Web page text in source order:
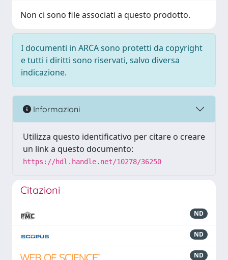
Non ci sono file associati a questo prodotto.
I documenti in ARCA sono protetti da copyright
e tutti i diritti sono riservati, salvo diversa
indicazione.
Informazioni
Utilizza questo identificativo per citare o creare
un link a questo documento:
https://hdl.handle.net/10278/36250
Citazioni
ND
ND
ND